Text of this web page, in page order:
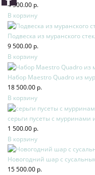
4 500.00 р.
В корзину
Подвеска из муранского
9 500.00 р.
В корзину
Набор Maestro Quadro из
18 500.00 р.
В корзину
серьги пусеты с мурринами
1 500.00 р.
В корзину
Новогодний шар с
15 500.00 р.